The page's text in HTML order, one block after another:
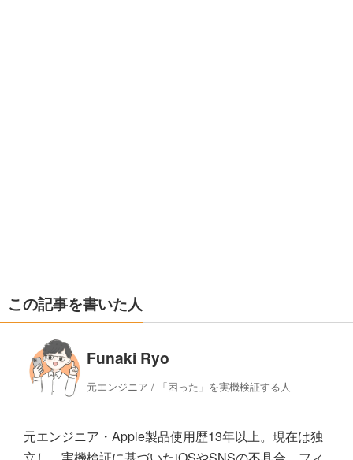
この記事を書いた人
Funaki Ryo
元エンジニア / 「困った」を実機検証する人
元エンジニア・Apple製品使用歴13年以上。現在は独